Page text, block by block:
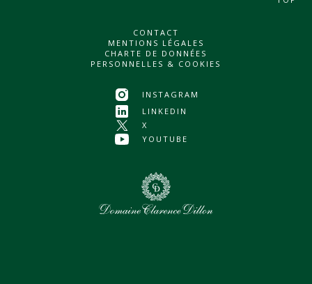
CONTACT
MENTIONS LÉGALES
CHARTE DE DONNÉES
PERSONNELLES & COOKIES
INSTAGRAM
LINKEDIN
X
YOUTUBE